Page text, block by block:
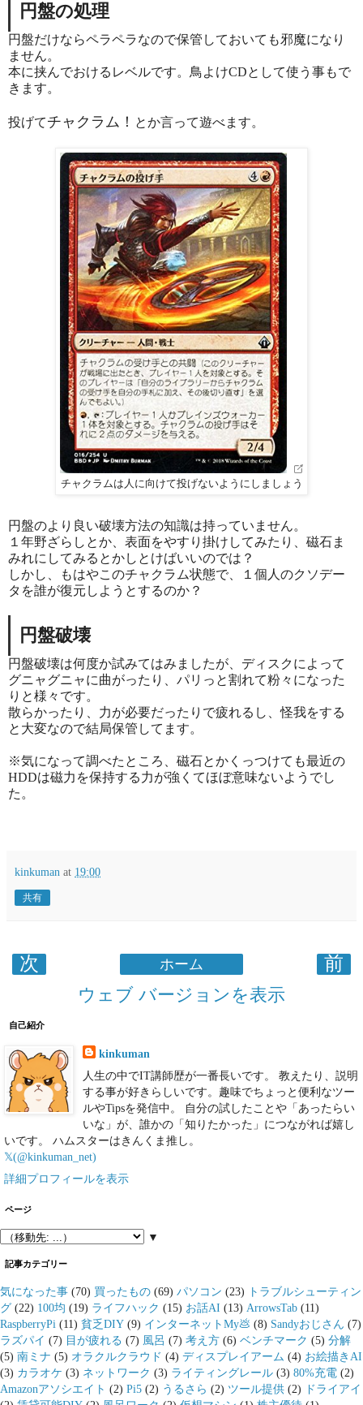
円盤の処理
円盤だけならペラペラなので保管しておいても邪魔になり
ません。
本に挟んでおけるレベルです。鳥よけCDとして使う事もで
きます。
投げてチャクラム！ とか言って遊べます。
チャクラムは人に向けて投げないようにしましょう
円盤のより良い破壊方法の知識は持っていません。
１年野ざらしとか、表面をやすり掛けしてみたり、磁石ま
みれにしてみるとかしとけばいいのでは？
しかし、もはやこのチャクラム状態で、１個人のクソデー
タを誰が復元しようとするのか？
円盤破壊
円盤破壊は何度か試みてはみましたが、ディスクによって
グニャグニャに曲がったり、パリっと割れて粉々になった
りと様々です。
散らかったり、力が必要だったりで疲れるし、怪我をする
と大変なので結局保管してます。
※気になって調べたところ、磁石とかくっつけても最近の
HDDは磁力を保持する力が強くてほぼ意味ないようでし
た。
kinkuman at 19:00
共有
次 前
ホーム
ウェブ バージョンを表示
自己紹介
kinkuman
人生の中でIT講師歴が一番長いです。 教えたり、説明
する事が好きらしいです。趣味でちょっと便利なツー
ルやTipsを発信中。 自分の試したことや「あったらい
いな」が、誰かの「知りたかった」につながれば嬉し
いです。 ハムスターはきんくま推し。
𝕏(@kinkuman_net)
詳細プロフィールを表示
ページ
▼
記事カテゴリー
気になった事 (70) 買ったもの (69) パソコン (23)
トラブルシューティン
グ (22) 100均 (19) ライフハック (15) お話AI (13) ArrowsTab (11)
RaspberryPi (11) 貧乏DIY (9) インターネットMy💩 (8) Sandyおじさん (7)
ラズパイ (7) 目が疲れる (7) 風呂 (7) 考え方 (6) ベンチマーク (5) 分解
(5) 南ミナ (5) オラクルクラウド (4) ディスプレイアーム (4) お絵描きAI
(3) カラオケ (3) ネットワーク (3) ライティングレール (3) 80%充電 (2)
Amazonアソシエイト (2) Pi5 (2) うるさら (2) ツール提供 (2)
ドライアイ